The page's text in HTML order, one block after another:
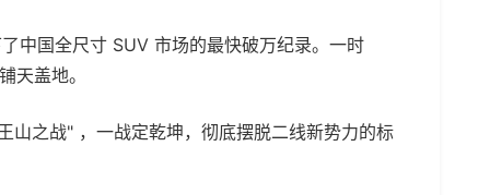
中国全尺寸 SUV 市场的最快破万纪录。一时
天盖地。
山之战" ，一战定乾坤，彻底摆脱二线新势力的标